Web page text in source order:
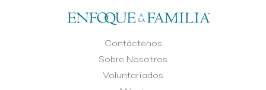
Contáctenos
Sobre Nosotros
Voluntariados